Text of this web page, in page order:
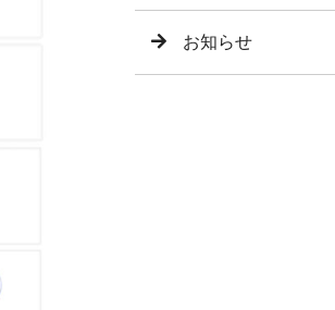
お知らせ